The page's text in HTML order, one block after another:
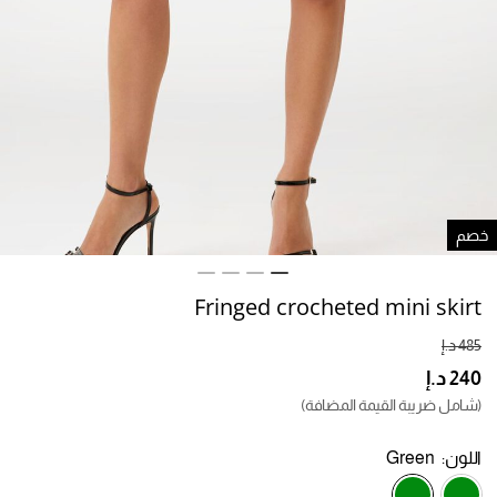
Fringed crocheted mini skirt
(شامل ضريبة القيمة المضافة)
اللون:Green